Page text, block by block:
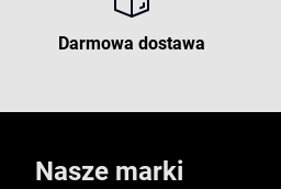
Darmowa dostawa
Nasze marki